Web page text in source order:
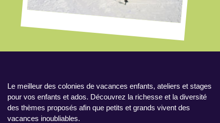
Le meilleur des colonies de vacances enfants, ateliers et stages
pour vos enfants et ados. Découvrez la richesse et la diversité
des thèmes proposés afin que petits et grands vivent des
vacances inoubliables.